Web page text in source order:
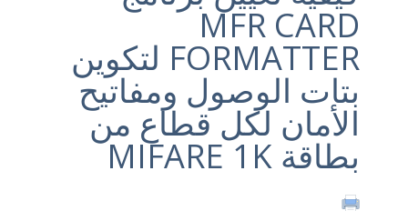
ΜFR CARD
FORMATTER لتكوين
بتات الوصول ومفاتيح
الأمان لكل قطاع من
بطاقة MIFARE 1K